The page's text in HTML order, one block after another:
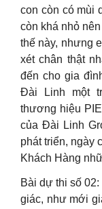
con còn có mùi
còn khá nhỏ
thế này, nhưng
xét chân thật
đến cho gia
Đài Linh một
thương hiệu
của Đài Linh
phát triển, ngày
Khách Hàng
Bài dự thi số
giác, như mới